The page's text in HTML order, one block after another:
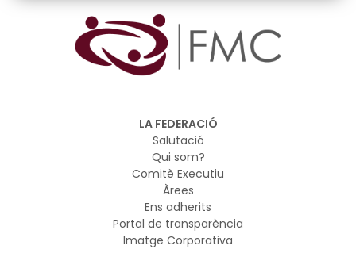
LA FEDERACIÓ
Salutació
Qui som?
Comitè Executiu
Àrees
Ens adherits
Portal de transparència
Imatge Corporativa